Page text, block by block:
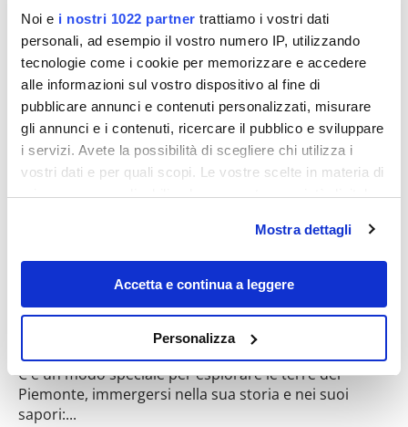
Noi e i nostri 1022 partner trattiamo i vostri dati
personali, ad esempio il vostro numero IP, utilizzando
tecnologie come i cookie per memorizzare e accedere
alle informazioni sul vostro dispositivo al fine di
pubblicare annunci e contenuti personalizzati, misurare
gli annunci e i contenuti, ricercare il pubblico e sviluppare
i servizi. Avete la possibilità di scegliere chi utilizza i
vostri dati e per quali scopi. Le vostre scelte in materia di
privacy sono applicabili solo su questa proprietà digitale
modificare o revocare il proprio consenso in qualsiasi
momento dalla Dichiarazione sui cookie o facendo clic
sull'icona di attivazione della privacy.
raccogliere informazioni sulla tua posizione
geografica, con un'approssimazione di qualche
metro,
Identificare il tuo dispositivo, scansionandolo
Mostra dettagli
Accetta e continua a leggere
Personalizza
Destinazioni
Carrozze anni ’50 e vigneti in festa:
l’autunno in Piemonte si vive sui treni
C'è un modo speciale per esplorare le terre del
Piemonte, immergersi nella sua storia e nei suoi
sapori:...